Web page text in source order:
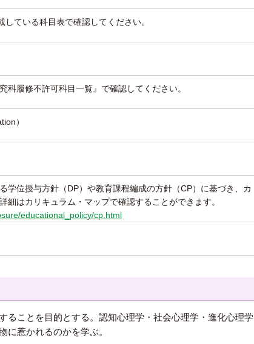
ている科目表で確認してください。
科履修不許可科目一覧』で確認してください。
）
学位授与方針（DP）や教育課程編成の方針（CP）に基づき、カ
細はカリキュラム・マップで確認することができます。
educational_policy/cp.html
ることを目的とする。認知心理学・社会心理学・進化心理学
惹かれるのかを学ぶ。